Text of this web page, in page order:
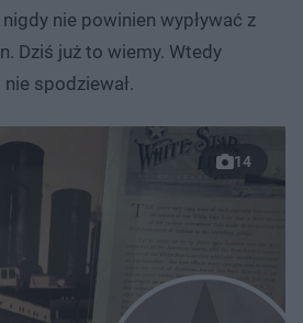
nie powinien wypływać z
Dziś już to wiemy. Wtedy
spodziewał.
14